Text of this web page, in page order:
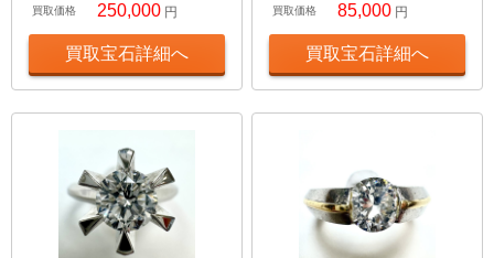
買取価格 250,000 円
買取宝石詳細へ
買取価格 85,000 円
買取宝石詳細へ